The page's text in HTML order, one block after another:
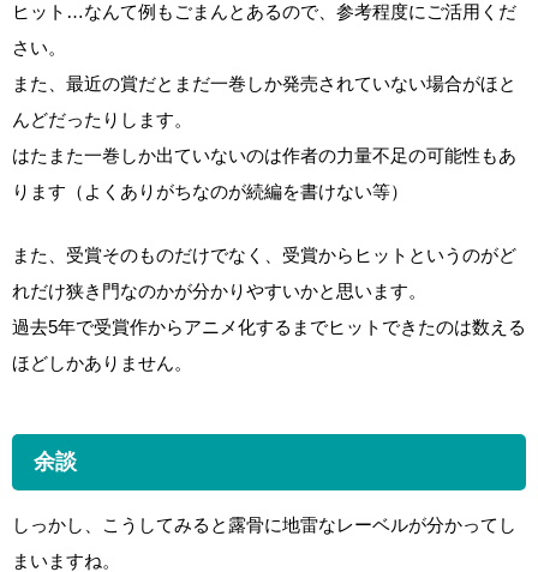
ヒット…なんて例もごまんとあるので、参考程度にご活用くだ
さい。
また、最近の賞だとまだ一巻しか発売されていない場合がほと
んどだったりします。
はたまた一巻しか出ていないのは作者の力量不足の可能性もあ
ります（よくありがちなのが続編を書けない等）
また、受賞そのものだけでなく、受賞からヒットというのがど
れだけ狭き門なのかが分かりやすいかと思います。
過去5年で受賞作からアニメ化するまでヒットできたのは数える
ほどしかありません。
余談
しっかし、こうしてみると露骨に地雷なレーベルが分かってし
まいますね。